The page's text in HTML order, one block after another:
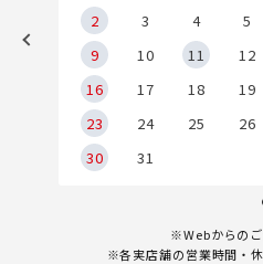
2
3 4 5
9
10 11 12
16
17 18 19
23
24 25 26
30
31
※Webからの
※各実店舗の営業時間・